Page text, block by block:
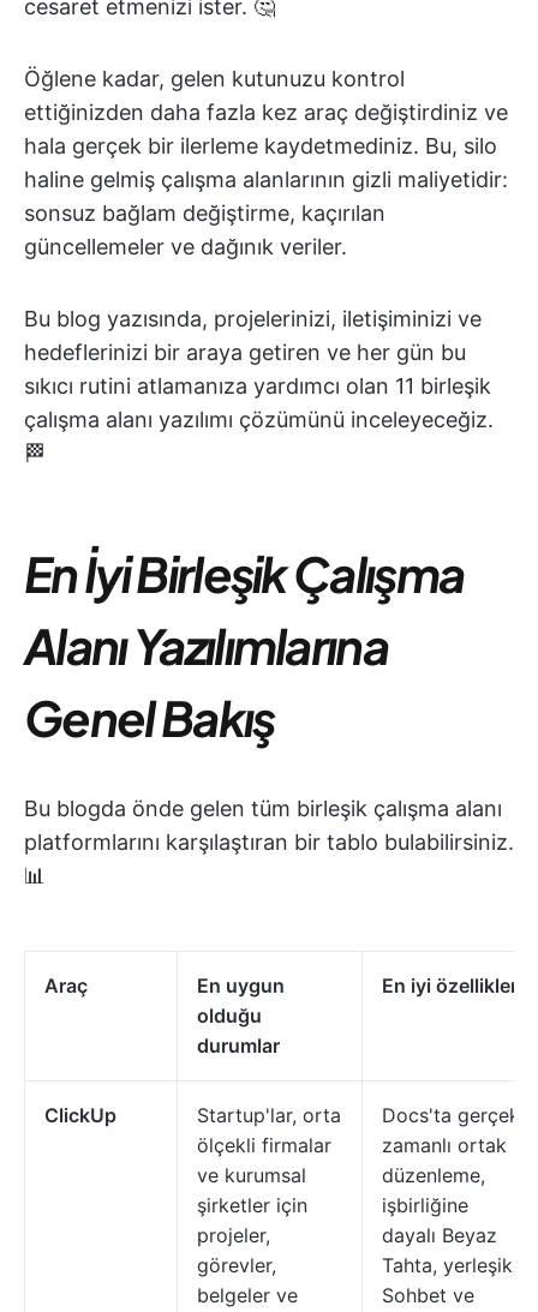
cesaret etmenizi ister. 🤔
Öğlene kadar, gelen kutunuzu kontrol
ettiğinizden daha fazla kez araç değiştirdiniz ve
hala gerçek bir ilerleme kaydetmediniz. Bu, silo
haline gelmiş çalışma alanlarının gizli maliyetidir:
sonsuz bağlam değiştirme, kaçırılan
güncellemeler ve dağınık veriler.
Bu blog yazısında, projelerinizi, iletişiminizi ve
hedeflerinizi bir araya getiren ve her gün bu
sıkıcı rutini atlamanıza yardımcı olan 11 birleşik
çalışma alanı yazılımı çözümünü inceleyeceğiz.
🏁
En İyi Birleşik Çalışma
Alanı Yazılımlarına
Genel Bakış
Bu blogda önde gelen tüm birleşik çalışma alanı
platformlarını karşılaştıran bir tablo bulabilirsiniz.
📊
Araç
En uygun
olduğu
durumlar
En iyi özellikler
ClickUp
Startup'lar, orta
ölçekli firmalar
ve kurumsal
şirketler için
projeler,
görevler,
belgeler ve
Docs'ta gerçek
zamanlı ortak
düzenleme,
işbirliğine
dayalı Beyaz
Tahta, yerleşik
Sohbet ve